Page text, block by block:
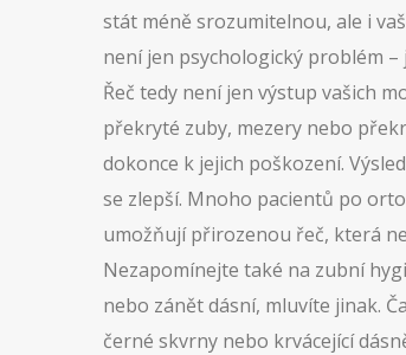
stát méně srozumitelnou, ale i
není jen psychologický problém
Řeč tedy není jen výstup vašich
překryté zuby, mezery nebo
dokonce k jejich poškození.
se zlepší. Mnoho pacientů po
umožňují přirozenou řeč, která
Nezapomínejte také na zubní
nebo zánět dásní, mluvíte jinak.
černé skvrny nebo krvácející